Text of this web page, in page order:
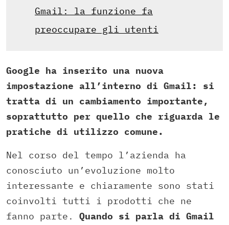
Gmail: la funzione fa
preoccupare gli utenti
Google ha inserito una nuova
impostazione all’interno di Gmail: si
tratta di un cambiamento importante,
soprattutto per quello che riguarda le
pratiche di utilizzo comune.
Nel corso del tempo l’azienda ha
conosciuto un’evoluzione molto
interessante e chiaramente sono stati
coinvolti tutti i prodotti che ne
fanno parte. Quando si parla di Gmail